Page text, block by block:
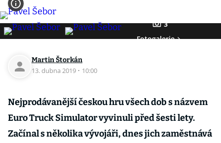
3
Fotogalerie
Martin Štorkán
13. dubna 2019 · 10:00
Nejprodávanější českou hru všech dob s názvem
Euro Truck Simulator vyvinuli před šesti lety.
Začínal s několika vývojáři, dnes jich zaměstnává